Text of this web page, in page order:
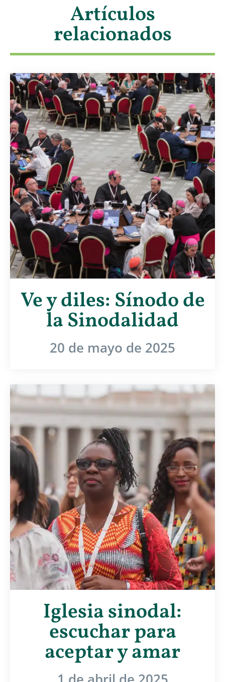
Artículos
relacionados
Ve y diles: Sínodo de
la Sinodalidad
20 de mayo de 2025
Iglesia sinodal:
escuchar para
aceptar y amar